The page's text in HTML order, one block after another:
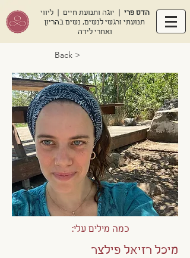
הדס פרי | יוגה ותנועת חיים | ליווי
תנועתי ורגשי לנשים, נשים בהריון
ואחרי לידה
< Back
כמה מילים עלי:
מיכל רזיאל פילצר